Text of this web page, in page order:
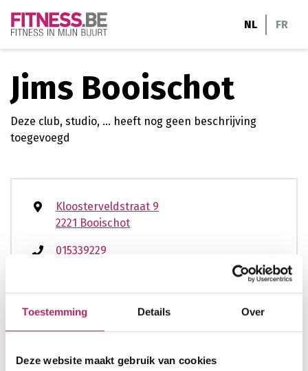
Toestemming Details Over
Deze website maakt gebruik van cookies
NL FR
Jims Booischot
Deze club, studio, ... heeft nog geen beschrijving
toegevoegd
Kloosterveldstraat 9
2221 Booischot
015339229
www.jims.be